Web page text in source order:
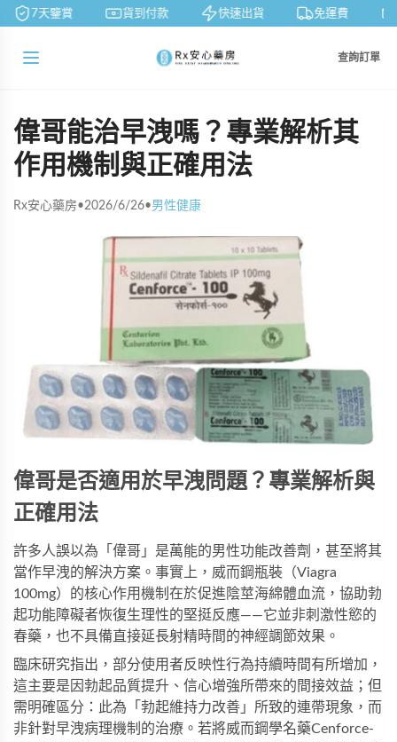
7天鑒賞 貨到付款 快速出貨 免運費
查詢訂單
偉哥能治早洩嗎？專業解析其
作用機制與正確用法
Rx安心藥房•2026/6/26•男性健康
偉哥是否適用於早洩問題？專業解析與
正確用法
許多人誤以為「偉哥」是萬能的男性功能改善劑，甚至將其
當作早洩的解決方案。事實上， 威而鋼瓶裝 （Viagra
100mg）的核心作用機制在於促進陰莖海綿體血流，協助勃
起功能障礙者恢復生理性的堅挺反應——它並非刺激性慾的
春藥，也不具備直接延長射精時間的神經調節效果。
臨床研究指出，部分使用者反映性行為持續時間有所增加，
這主要是因勃起品質提升、信心增強所帶來的間接效益；但
需明確區分：此為「勃起維持力改善」所致的連帶現象，而
非針對早洩病理機制的治療。若將威而鋼學名藥Cenforce-